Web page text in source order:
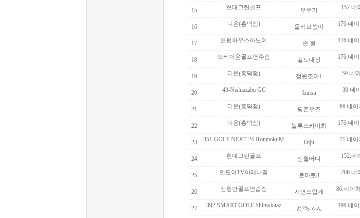
15 현대그린골프 우쑤기
152.네
16 디온(흥덕점) 올리브쏭이
176.네
17 클럽하우스하노이 손 형
176.네
18 오케이온골프영주점 길도대장
176.네
19 디온(흥덕점) 정원조아1
59.네
20 43-Nishiazabu GC Izutsu
30.네
21 디온(흥덕점) 평촌우즈
66.네
22 디온(흥덕점) 블루스카이최
176.네
23 351-GOLF NEXT 24 HonmokuM Enju
71.네
24 현대그린골프 신월버디
152.네
25 인도어TV아레나점 토마토8
206.네
26 신항만골프연습장 자연스럽게
86.네이
27 392-SMART GOLF Shimokitaz と?ちゃん
196.네